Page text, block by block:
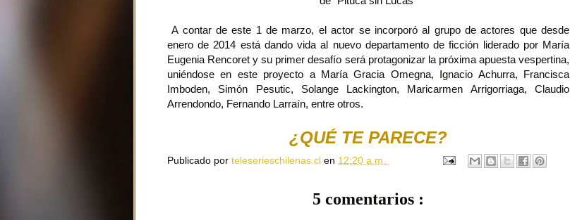
A contar de este 1 de marzo, el actor se incorporó al grupo de actores que desde
enero de 2014 está dando vida al nuevo departamento de ficción liderado por María
Eugenia Rencoret y su primer desafío será protagonizar la próxima apuesta vespertina,
uniéndose en este proyecto a María Gracia Omegna, Ignacio Achurra, Francisca
Imboden, Simón Pesutic, Solange Lackington, Maricarmen Arrigorriaga, Claudio
Arrendondo, Fernando Larraín, entre otros.
¿QUÉ TE PARECE?
Publicado por teleserieschilenas.cl en 12:20 a.m.
5 comentarios :